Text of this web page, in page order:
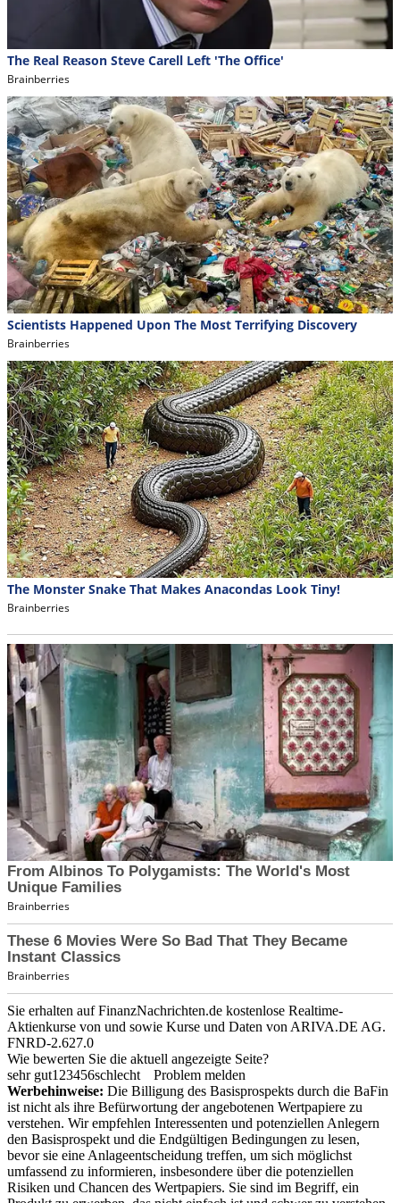
Sie erhalten auf FinanzNachrichten.de kostenlose Realtime-
Aktienkurse von und sowie Kurse und Daten vonARIVA.DE AG.
FNRD-2.627.0
Wie bewerten Sie die aktuell angezeigte Seite?
sehr gut123456schlecht
Problem melden
Werbehinweise: Die Billigung des Basisprospekts durch die BaFin
ist nicht als ihre Befürwortung der angebotenen Wertpapiere zu
verstehen. Wir empfehlen Interessenten und potenziellen Anlegern
den Basisprospekt und die Endgültigen Bedingungen zu lesen,
bevor sie eine Anlageentscheidung treffen, um sich möglichst
umfassend zu informieren, insbesondere über die potenziellen
Risiken und Chancen des Wertpapiers. Sie sind im Begriff, ein